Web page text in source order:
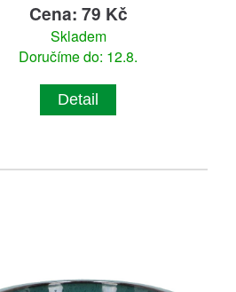
Cena: 79 Kč
Skladem
Doručíme do: 12.8.
Detail